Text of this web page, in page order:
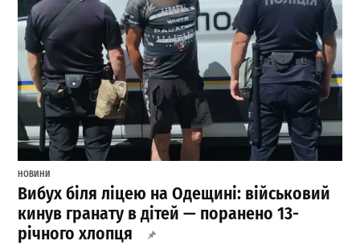
НОВИНИ
Вибух біля ліцею на Одещині: військовий
кинув гранату в дітей — поранено 13-
річного хлопця